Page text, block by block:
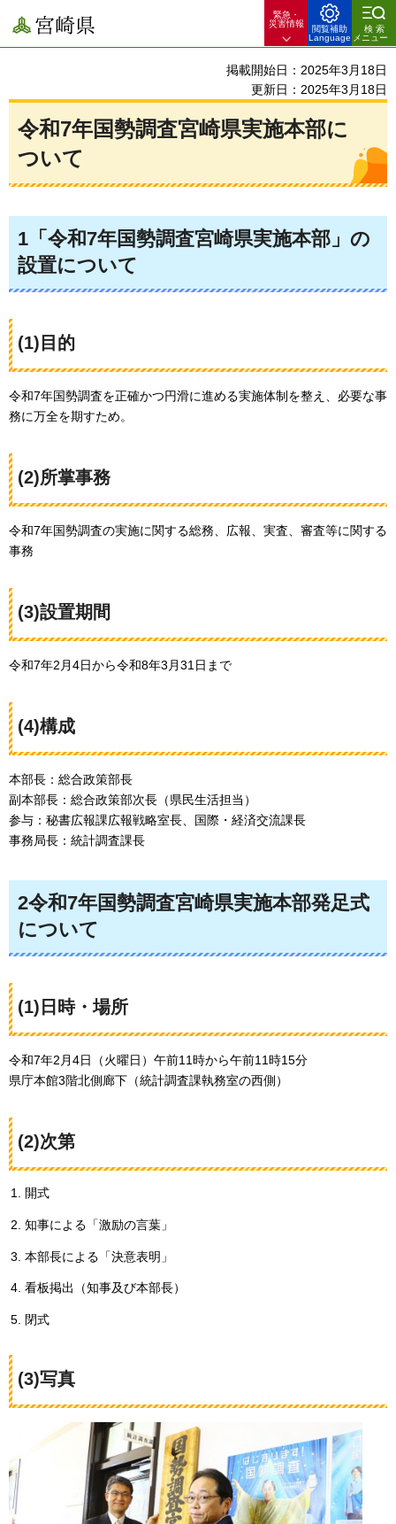
宮崎県
緊急・
災害情報
閲覧補助
Language
検索
メニュー
掲載開始日：2025年3月18日
更新日：2025年3月18日
令和7年国勢調査宮崎県実施本部に
ついて
1「令和7年国勢調査宮崎県実施本部」の
設置について
(1)目的
令和7年国勢調査を正確かつ円滑に進める実施体制を整え、必要な事
務に万全を期すため。
(2)所掌事務
令和7年国勢調査の実施に関する総務、広報、実査、審査等に関する
事務
(3)設置期間
令和7年2月4日から令和8年3月31日まで
(4)構成
本部長：総合政策部長
副本部長：総合政策部次長（県民生活担当）
参与：秘書広報課広報戦略室長、国際・経済交流課長
事務局長：統計調査課長
2令和7年国勢調査宮崎県実施本部発足式
について
(1)日時・場所
令和7年2月4日（火曜日）午前11時から午前11時15分
県庁本館3階北側廊下（統計調査課執務室の西側）
(2)次第
開式
知事による「激励の言葉」
本部長による「決意表明」
看板掲出（知事及び本部長）
閉式
(3)写真